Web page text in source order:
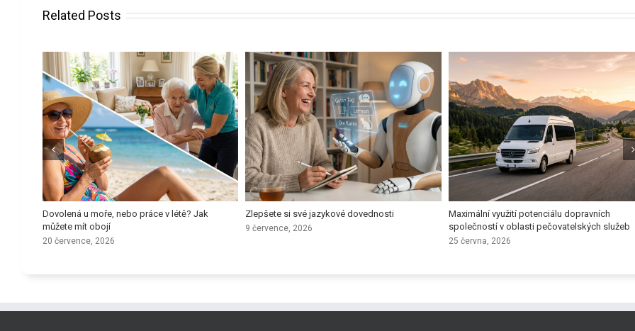
Related Posts
Dovolená u moře, nebo práce v létě? Jak
můžete mít obojí
20 července, 2026
Zlepšete si své jazykové dovednosti
9 července, 2026
Maximální využití potenciálu dopravních
společností v oblasti pečovatelských služeb
25 června, 2026